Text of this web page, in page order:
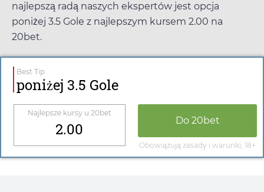
najlepszą radą naszych ekspertów jest opcja
poniżej 3.5 Gole z najlepszym kursem 2.00 na
20bet.
Best Tip
poniżej 3.5 Gole
Najlepsze kursy u 20bet
2.00 Do 20bet
Obowiązują zasady i warunki, 18+